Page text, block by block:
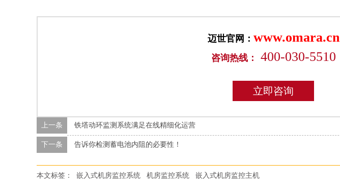
迈世官网： www.omara.cn
咨询热线： 400-030-5510
立即咨询
上一条 铁塔动环监测系统满足在线精细化运营
下一条 告诉你检测蓄电池内阻的必要性！
本文标签： 嵌入式机房监控系统 机房监控系统 嵌入式机房监控主机